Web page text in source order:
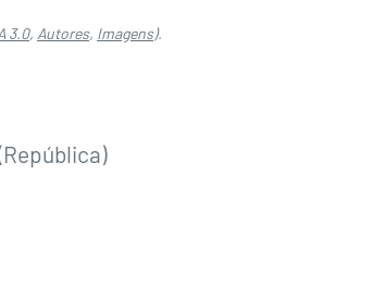
3.0, Autores, Imagens).